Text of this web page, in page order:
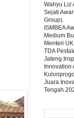
Wahyu Liz
Sejati
Group).
ISMBEA
Medium
Menteri
TDA
Jateng
Innovation
Juara
Tengah